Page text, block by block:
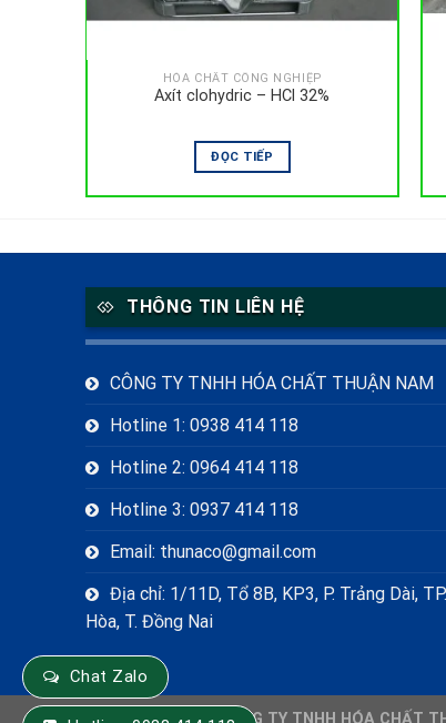
HÓA CHẤT CÔNG NGHIỆP
Axít clohydric – HCl 32%
ĐỌC TIẾP
THÔNG TIN LIÊN HỆ
CÔNG TY TNHH HÓA CHẤT THUẬN NAM
Hotline 1: 0938 414 118
Hotline 2: 0964 414 118
Hotline 3: 0937 414 118
Email: thunaco@gmail.com
Địa chỉ: 1/11D, Tổ 8B, KP3, P. Trảng Dài,
Hòa, T. Đồng Nai
Chat Zalo
Copyright 2026 © CÔNG TY TNHH HÓA CHẤT